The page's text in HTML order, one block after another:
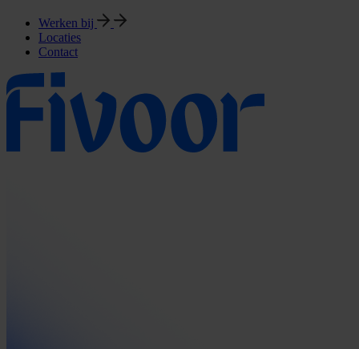
Werken bij
Locaties
Contact